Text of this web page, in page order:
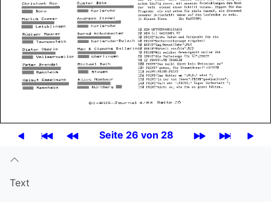
Seite 26 von 28
Text